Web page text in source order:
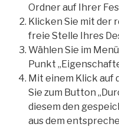
Ordner auf Ihrer
Klicken Sie mit der
freie Stelle Ihres
Wählen Sie im
Punkt
Mit einem Klick auf
Sie zum Button
diesem den
aus dem